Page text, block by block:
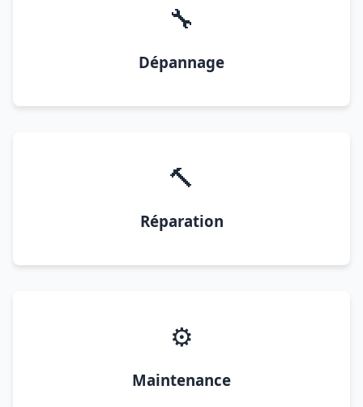
🔧
Dépannage
🔨
Réparation
⚙️
Maintenance